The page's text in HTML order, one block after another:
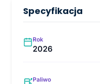
Specyfikacja
Rok
2026
Paliwo